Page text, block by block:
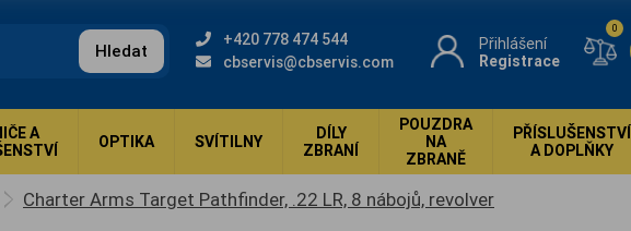
Hledat
+420 778 474 544
cbservis@cbservis.com
Přihlášení
Registrace
0
A
OPTIKA SVÍTILNY
DÍLY
ZBRANÍ
POUZDRA
NA
ZBRANĚ
PŘÍSLUŠENSTVÍ
A DOPLŇKY
Charter Arms Target Pathfinder, .22 LR, 8 nábojů, revolver